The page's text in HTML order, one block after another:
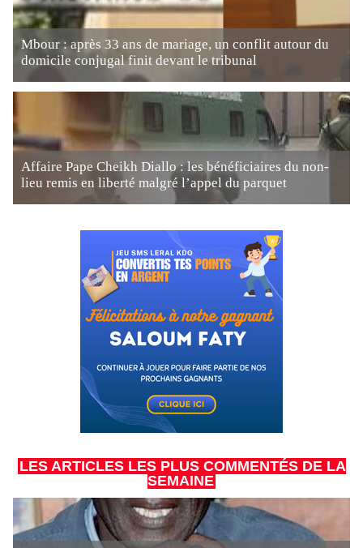
Mbour : après 33 ans de mariage, un conflit autour du
domicile conjugal finit devant le tribunal
Affaire Pape Cheikh Diallo : les bénéficiaires du non-
lieu remis en liberté malgré l’appel du parquet
LES ARTICLES LES PLUS COMMENTÉS DE LA
SEMAINE